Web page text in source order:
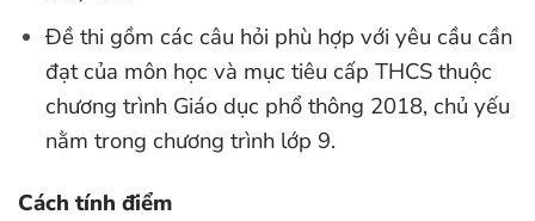
Đề thi gồm các câu hỏi phù hợp với yêu cầu cần
đạt của môn học và mục tiêu cấp THCS thuộc
chương trình Giáo dục phổ thông 2018, chủ yếu
nằm trong chương trình lớp 9.
Cách tính điểm